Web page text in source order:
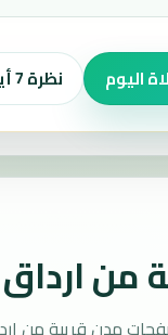
اليوم نظرة 7 أيام
من ارداق
مدن قريبة من